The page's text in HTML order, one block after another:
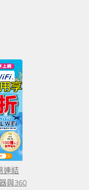
連結
與360